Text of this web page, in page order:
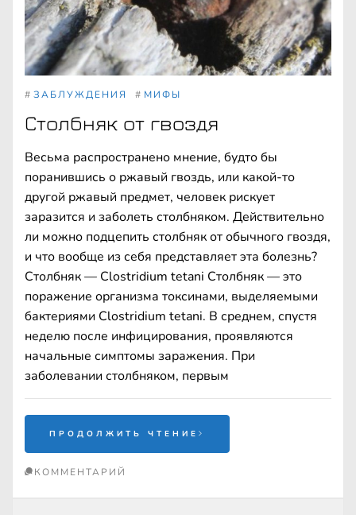
# ЗАБЛУЖДЕНИЯ # МИФЫ
Столбняк от гвоздя
Весьма распространено мнение, будто бы
поранившись о ржавый гвоздь, или какой-то
другой ржавый предмет, человек рискует
заразится и заболеть столбняком. Действительно
ли можно подцепить столбняк от обычного гвоздя,
и что вообще из себя представляет эта болезнь?
Столбняк — Clostridium tetani Столбняк — это
поражение организма токсинами, выделяемыми
бактериями Clostridium tetani. В среднем, спустя
неделю после инфицирования, проявляются
начальные симптомы заражения. При
заболевании столбняком, первым
ПРОДОЛЖИТЬ ЧТЕНИЕ
КОММЕНТАРИЙ